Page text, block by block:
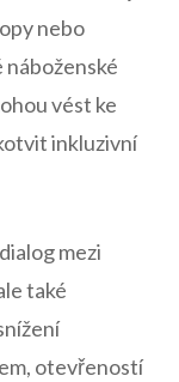
nebo
vést ke‍
inkluzivní
mezi
také
otevřeností